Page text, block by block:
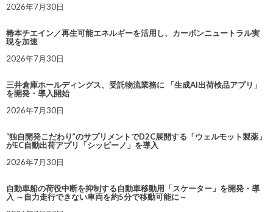
2026年7月30日
椿本チエイン／再生可能エネルギーを活用し、カーボンニュートラル実
現を加速
2026年7月30日
三井倉庫ホールディングス、受託物流業務に 「生成AI出荷検品アプリ」
を開発・導入開始
2026年7月30日
“独自開発こだわり”のサプリメントでD2C展開する「ウェルモット製薬」
がEC自動出荷アプリ「シッピーノ」を導入
2026年7月30日
自動車船の荷役中断を抑制する自動車移動用「スケーター」を開発・導
入 ～自力走行できない車両を約5分で移動可能に～